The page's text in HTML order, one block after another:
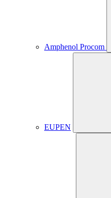
Amphenol Procom
EUPEN